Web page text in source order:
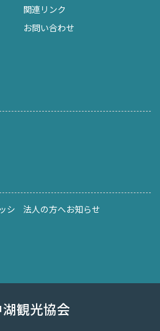
関連リンク
お問い合わせ
シ
法人の方へお知らせ
観光協会